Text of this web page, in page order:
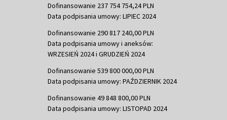
Dofinansowanie 237 754 754,24 PLN
Data podpisania umowy: LIPIEC 2024
Dofinansowanie 290 817 240,00 PLN
Data podpisania umowy i aneksów:
WRZESIEŃ 2024 i GRUDZIEŃ 2024
Dofinansowanie 539 800 000,00 PLN
Data podpisania umowy: PAŹDZIERNIK 2024
Dofinansowanie 49 848 800,00 PLN
Data podpisania umowy: LISTOPAD 2024